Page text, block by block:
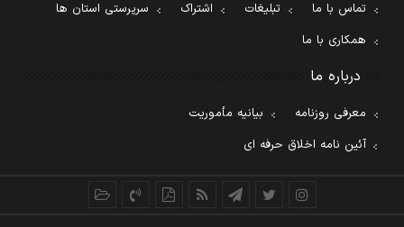
تماس با ما تبلیغات اشتراک
سرپرستی استان ها
همکاری با ما
درباره ما
معرفی روزنامه
بیانیه مأموریت
آئین نامه اخلاق حرفه ای